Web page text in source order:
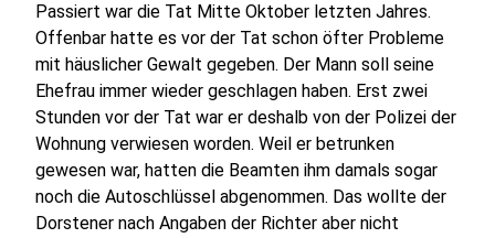
Passiert war die Tat Mitte Oktober letzten Jahres.
Offenbar hatte es vor der Tat schon öfter Probleme
mit häuslicher Gewalt gegeben. Der Mann soll seine
Ehefrau immer wieder geschlagen haben. Erst zwei
Stunden vor der Tat war er deshalb von der Polizei der
Wohnung verwiesen worden. Weil er betrunken
gewesen war, hatten die Beamten ihm damals sogar
noch die Autoschlüssel abgenommen. Das wollte der
Dorstener nach Angaben der Richter aber nicht